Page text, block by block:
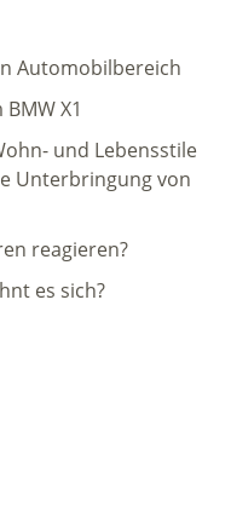
Automobilbereich
X1
und Lebensstile
Unterbringung von
reagieren?
es sich?